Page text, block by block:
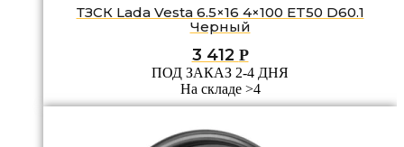
ТЗСК Lada Vesta 6.5×16 4×100 ET50 D60.1
Черный
3 412 Р
ПОД ЗАКАЗ 2-4 ДНЯ
На складе >4